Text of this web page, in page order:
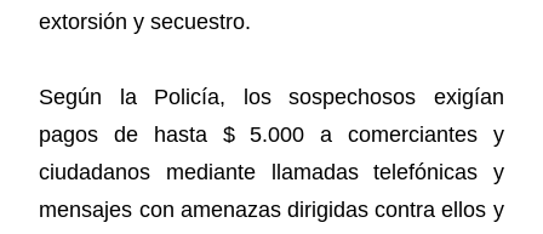
extorsión y secuestro.
Según la Policía, los sospechosos exigían
pagos de hasta $ 5.000 a comerciantes y
ciudadanos mediante llamadas telefónicas y
mensajes con amenazas dirigidas contra ellos y